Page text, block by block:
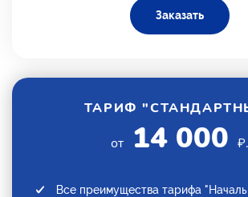
Заказать
ТАРИФ
от 14 000 ₽.
Все преимущества тарифа